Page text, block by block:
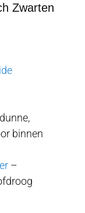
Zwarten
binnen
–